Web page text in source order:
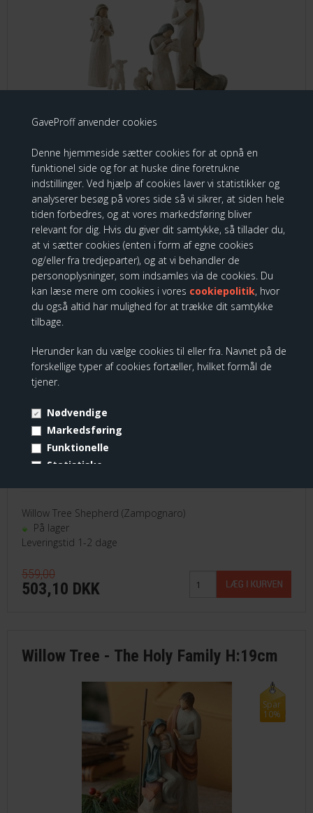
GaveProff anvender cookies
Denne hjemmeside sætter cookies for at opnå en
funktionel side og for at huske dine foretrukne
indstillinger. Ved hjælp af cookies laver vi statistikker og
analyserer besøg på vores side så vi sikrer, at siden hele
tiden forbedres, og at vores markedsføring bliver
relevant for dig. Hvis du giver dit samtykke, så tillader du,
at vi sætter cookies (enten i form af egne cookies
og/eller fra tredjeparter), og at vi behandler de
personoplysninger, som indsamles via de cookies. Du
kan læse mere om cookies i vores cookiepolitik, hvor
du også altid har mulighed for at trække dit samtykke
tilbage.
Herunder kan du vælge cookies til eller fra. Navnet på de
forskellige typer af cookies fortæller, hvilket formål de
tjener.
Nødvendige
Markedsføring
Funktionelle
Statistiske
Vis cookie detaljer
På lager
Leveringstid 2-3 dage
939,00
845,10 DKK
Willow Tree - Shepherd with bagpipe
H:23 cm
Spar
Willow Tree Shepherd (Zampognaro)
På lager
Leveringstid 1-2 dage
559,00
503,10 DKK
Willow Tree - The Holy Family H:19cm
Spar
10%